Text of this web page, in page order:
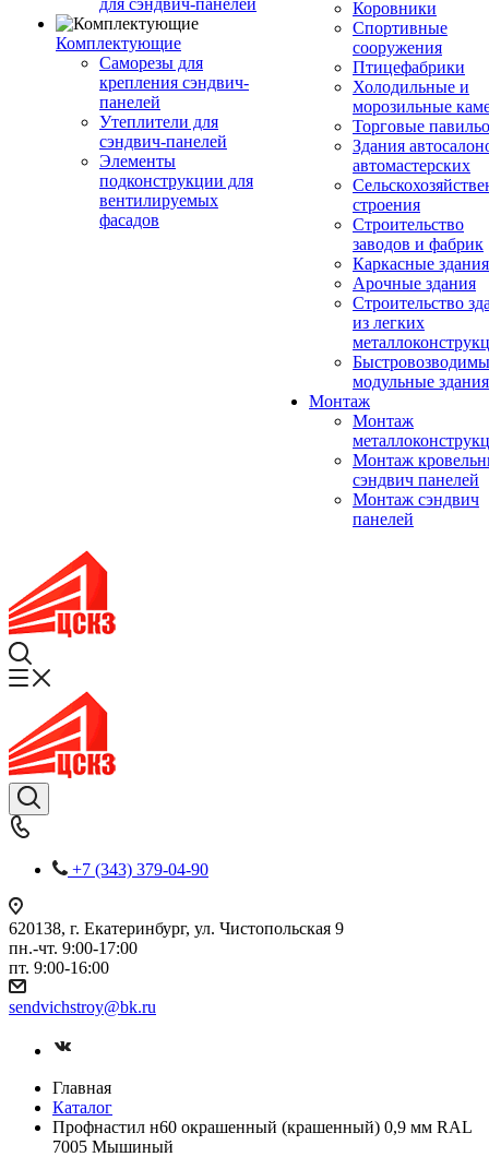
для сэндвич-панелей
Комплектующие
Саморезы для
крепления сэндвич-
панелей
Утеплители для
сэндвич-панелей
Элементы
подконструкции для
вентилируемых
фасадов
Коровники
Спортивные
сооружения
Птицефабрики
Холодильные и
морозильные
Торговые
Здания
автомастерских
строения
Строительство
заводов и фабрик
Каркасные здания
Арочные здания
Строительство
из легких
модульные здания
Монтаж
Монтаж
Монтаж
сэндвич панелей
Монтаж сэндвич
панелей
+7 (343) 379-04-90
620138, г. Екатеринбург, ул. Чистопольская 9
пн.-чт. 9:00-17:00
пт. 9:00-16:00
sendvichstroy@bk.ru
Главная
Каталог
Профнастил н60 окрашенный (крашенный) 0,9 мм RAL
7005 Мышиный